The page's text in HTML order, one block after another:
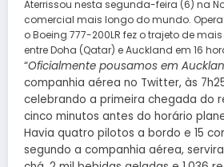
Aterrissou nesta segunda-feira (6) na
comercial mais longo do mundo.
o Boeing 777-200LR fez o trajeto de
entre Doha (Qatar) e Auckland em 16
“Oficialmente pousamos em
companhia aérea no Twitter, às
celebrando a primeira chegada do
cinco minutos antes do horário
Havia quatro pilotos a bordo e 15
segundo a companhia aérea,